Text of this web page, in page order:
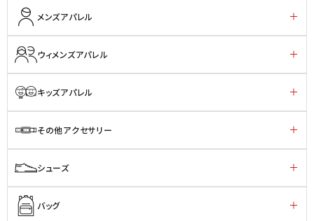
メンズアパレル
ウィメンズアパレル
キッズアパレル
その他アクセサリー
シューズ
バッグ